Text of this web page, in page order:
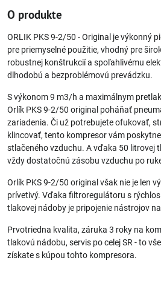
O produkte
ORLIK PKS 9-2/50 - Original je výkonný
pre priemyselné použitie, vhodný pre
robustnej konštrukcií a spoľahlivému
dlhodobú a bezproblémovú prevádzku.
S výkonom 9 m3/h a maximálnym
Orlík PKS 9-2/50 original poháňať
zariadenia. Či už potrebujete ofukovať,
klincovať, tento kompresor vám
stlačeného vzduchu. A vďaka 50 litrovej
vždy dostatočnú zásobu vzduchu po
Orlík PKS 9-2/50 original však nie je len
prívetivý. Vďaka filtroregulátoru s
tlakovej nádoby je pripojenie nástrojov
Prvotriedna kvalita, záruka 3 roky na
tlakovú nádobu, servis po celej SR - to
získate s kúpou tohto kompresora.